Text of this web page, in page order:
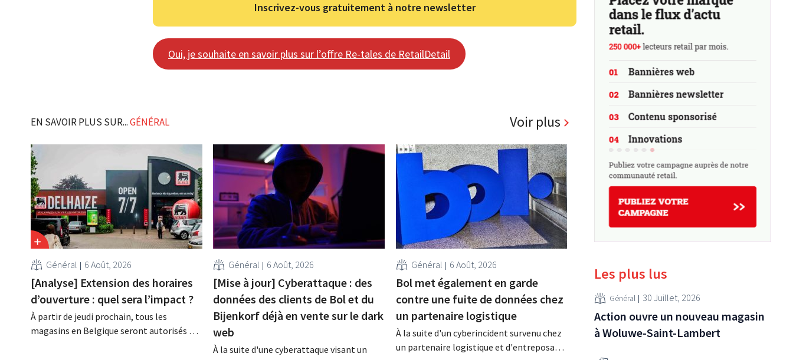
Inscrivez-vous gratuitement à notre newsletter
Oui, je souhaite en savoir plus sur l’offre Re-tales de RetailDetail
EN SAVOIR PLUS SUR...GÉNÉRAL Voir plus
Général 6 Août, 2026
[Analyse] Extension des horaires
d’ouverture : quel sera l’impact ?
À partir de jeudi prochain, tous les
magasins en Belgique seront autorisés à
Général 6 Août, 2026
[Mise à jour] Cyberattaque : des
données des clients de Bol et du
Bijenkorf déjà en vente sur le dark
web
À la suite d'une cyberattaque visant un
Général 6 Août, 2026
Bol met également en garde
contre une fuite de données chez
un partenaire logistique
À la suite d'un cyberincident survenu chez
un partenaire logistique et d'entreposage
Les plus lus
Général 30 Juillet, 2026
Action ouvre un nouveau magasin
à Woluwe-Saint-Lambert